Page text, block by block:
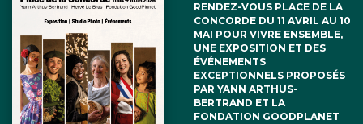
RENDEZ-VOUS PLACE DE LA
CONCORDE DU 11 AVRIL AU 10
MAI POUR VIVRE ENSEMBLE,
UNE EXPOSITION ET DES
ÉVÉNEMENTS
EXCEPTIONNELS PROPOSÉS
PAR YANN ARTHUS-
BERTRAND ET LA
FONDATION GOODPLANET